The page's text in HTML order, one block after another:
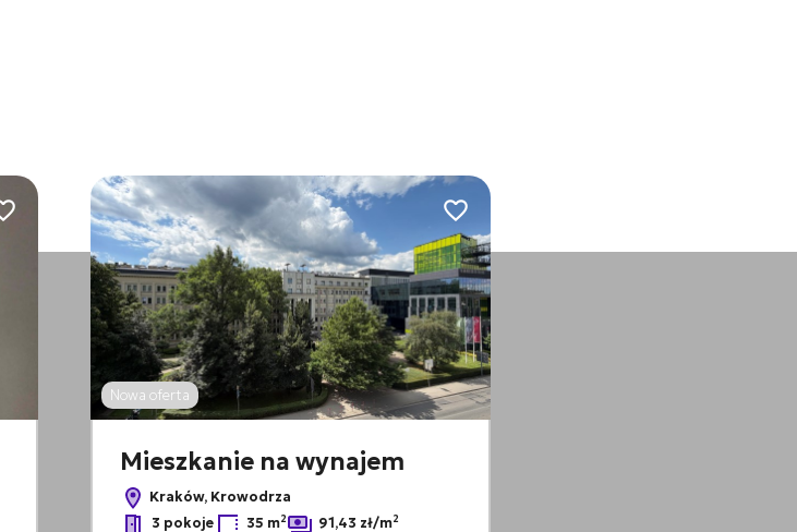
Dodaj do ulubionych
Nowa oferta
Dodaj do ulubionych
Mieszkanie na wynajem
Kraków, Krowodrza
3 pokoje 35 m2 91,43 zł/m2